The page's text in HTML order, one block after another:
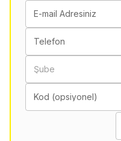
E-mail Adresiniz
Telefon
Şube
Kod (opsiyonel)